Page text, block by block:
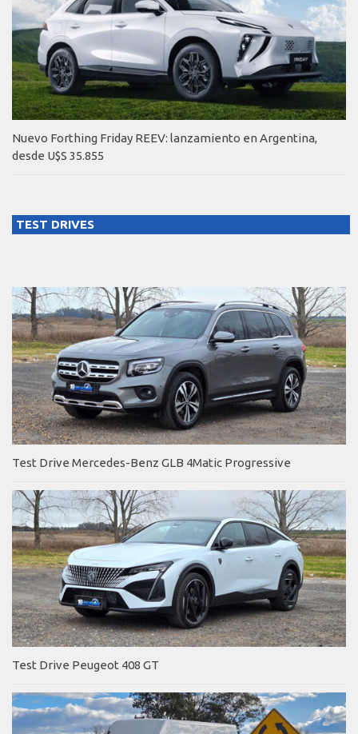
Nuevo Forthing Friday REEV: lanzamiento en Argentina,
desde U$S 35.855
TEST DRIVES
Test Drive Mercedes-Benz GLB 4Matic Progressive
Test Drive Peugeot 408 GT